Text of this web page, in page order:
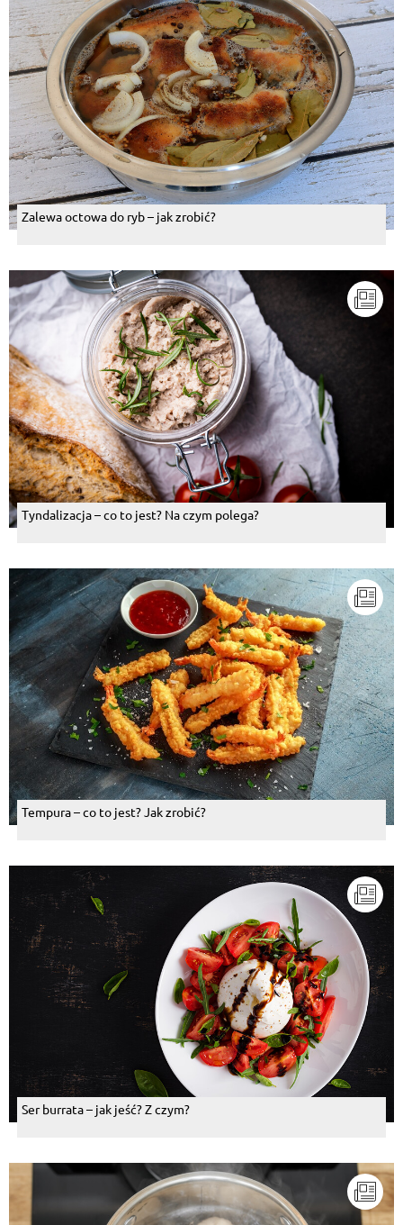
Zalewa octowa do ryb – jak zrobić?
Tyndalizacja – co to jest? Na czym polega?
Tempura – co to jest? Jak zrobić?
Ser burrata – jak jeść? Z czym?